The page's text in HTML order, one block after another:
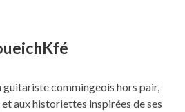
guitariste commingeois hors pair,
aux historiettes inspirées de ses